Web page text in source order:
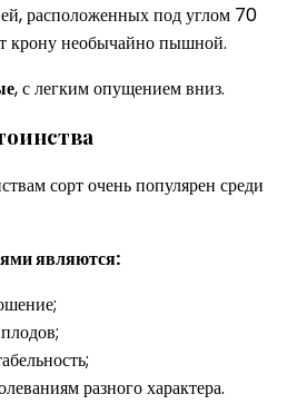
расположенных под углом 70
крону необычайно пышной.
, с легким опущением вниз.
сорт очень популярен среди
являются:
разного характера.